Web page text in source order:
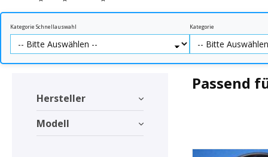
Kategorie Schnellauswahl Kategorie
Hersteller
Modell
Passend